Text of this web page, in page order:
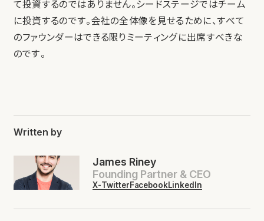
て投資するのではありません。シードステージではチーム
に投資するのです。会社の全体像を見せるために、すべて
のファウンダーはできる限りミーティングに出席すべきな
のです。
Written by
James Riney
Founding Partner & CEO
X-TwitterFacebookLinkedIn